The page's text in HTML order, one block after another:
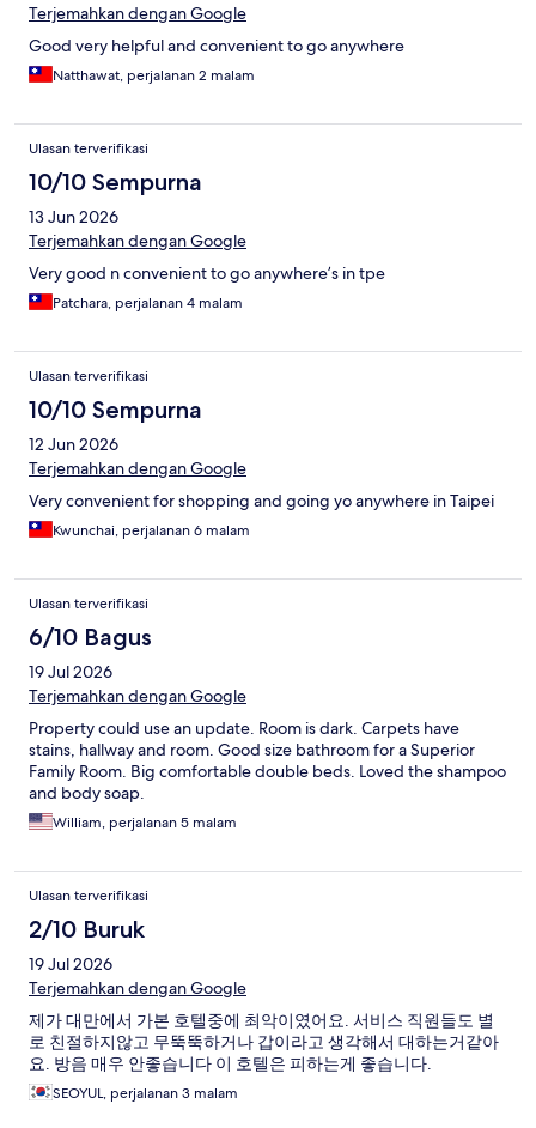
Terjemahkan dengan Google
Good very helpful and convenient to go anywhere
Natthawat, perjalanan 2 malam
Ulasan terverifikasi
10/10 Sempurna
13 Jun 2026
Terjemahkan dengan Google
Very good n convenient to go anywhere’s in tpe
Patchara, perjalanan 4 malam
Ulasan terverifikasi
10/10 Sempurna
12 Jun 2026
Terjemahkan dengan Google
Very convenient for shopping and going yo anywhere in Taipei
Kwunchai, perjalanan 6 malam
Ulasan terverifikasi
6/10 Bagus
19 Jul 2026
Terjemahkan dengan Google
Property could use an update. Room is dark. Carpets have
stains, hallway and room. Good size bathroom for a Superior
Family Room. Big comfortable double beds. Loved the shampoo
and body soap.
William, perjalanan 5 malam
Ulasan terverifikasi
2/10 Buruk
19 Jul 2026
Terjemahkan dengan Google
제가 대만에서 가본 호텔중에 최악이였어요. 서비스 직원들도 별
로 친절하지않고 무뚝뚝하거나 갑이라고 생각해서 대하는거같아
요. 방음 매우 안좋습니다 이 호텔은 피하는게 좋습니다.
SEOYUL, perjalanan 3 malam